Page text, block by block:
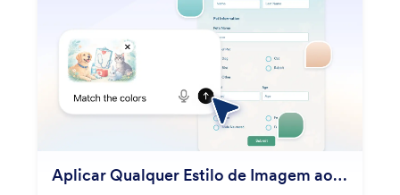
Aplicar Qualquer Estilo de Imagem ao Seu Formulário